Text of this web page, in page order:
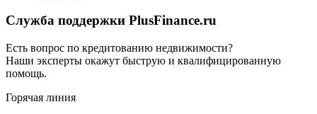
Служба поддержки PlusFinance.ru
Есть вопрос по кредитованию недвижимости?
Наши эксперты окажут быструю и квалифицированную
помощь.
Горячая линия